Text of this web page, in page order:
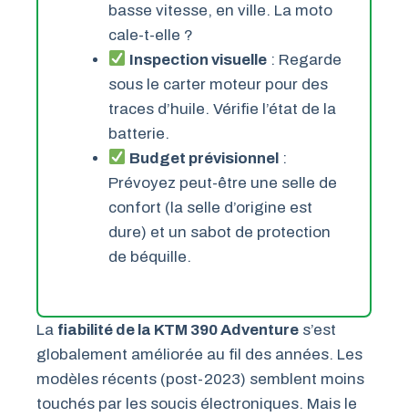
basse vitesse, en ville. La moto
cale-t-elle ?
Inspection visuelle: Regarde
sous le carter moteur pour des
traces d’huile. Vérifie l’état de la
batterie.
Budget prévisionnel:
Prévoyez peut-être une selle de
confort (la selle d’origine est
dure) et un sabot de protection
de béquille.
La fiabilité de la KTM 390 Adventure s’est
globalement améliorée au fil des années. Les
modèles récents (post-2023) semblent moins
touchés par les soucis électroniques. Mais le